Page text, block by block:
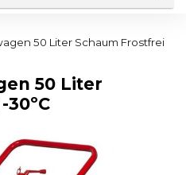
50 Liter Schaum Frostfrei
50 Liter